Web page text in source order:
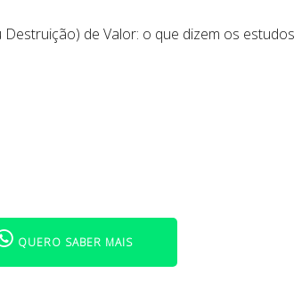
de Valor: o que dizem os estudos
QUERO SABER MAIS